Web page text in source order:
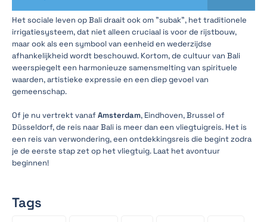
Het sociale leven op Bali draait ook om "subak", het traditionele
irrigatiesysteem, dat niet alleen cruciaal is voor de rijstbouw,
maar ook als een symbool van eenheid en wederzijdse
afhankelijkheid wordt beschouwd. Kortom, de cultuur van Bali
weerspiegelt een harmonieuze samensmelting van spirituele
waarden, artistieke expressie en een diep gevoel van
gemeenschap.
Of je nu vertrekt vanafAmsterdam, Eindhoven, Brussel of
Düsseldorf, de reis naar Bali is meer dan een vliegtuigreis. Het is
een reis van verwondering, een ontdekkingsreis die begint zodra
je de eerste stap zet op het vliegtuig. Laat het avontuur
beginnen!
Tags